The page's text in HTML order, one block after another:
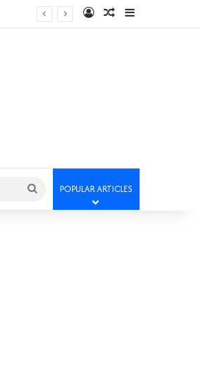
Log InRandom Article
Sidebar
Search
for
POPULAR ARTICLES